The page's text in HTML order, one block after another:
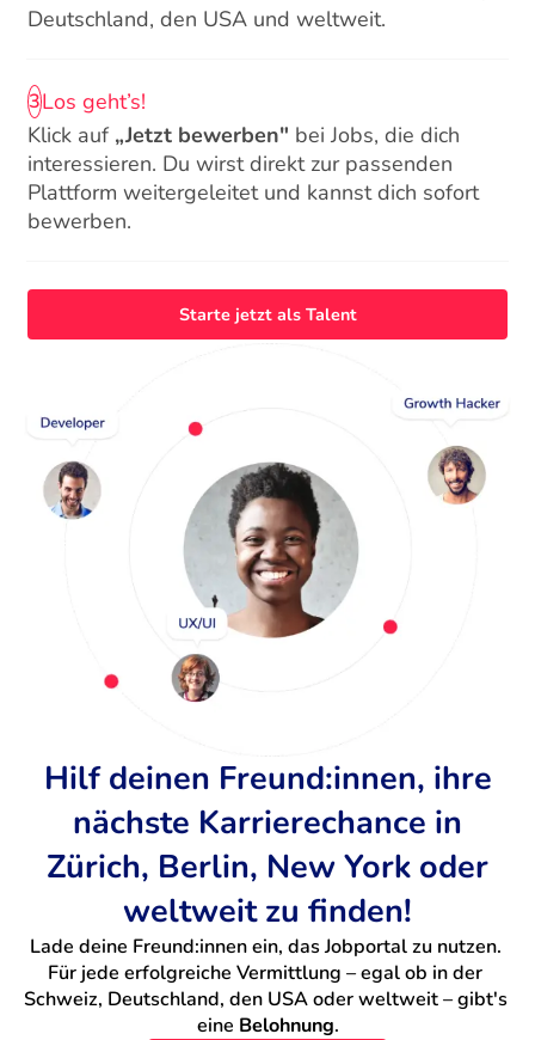
Deutschland, den USA und weltweit.
3Los geht’s!
Klick auf „Jetzt bewerben" bei Jobs, die dich
interessieren. Du wirst direkt zur passenden
Plattform weitergeleitet und kannst dich sofort
bewerben.
Starte jetzt als Talent
Hilf deinen Freund:innen, ihre
nächste Karrierechance in
Zürich, Berlin, New York oder
weltweit zu finden!
Lade deine Freund:innen ein, das Jobportal zu nutzen.
Für jede erfolgreiche Vermittlung – egal ob in der
Schweiz, Deutschland, den USA oder weltweit – gibt's
eine Belohnung.